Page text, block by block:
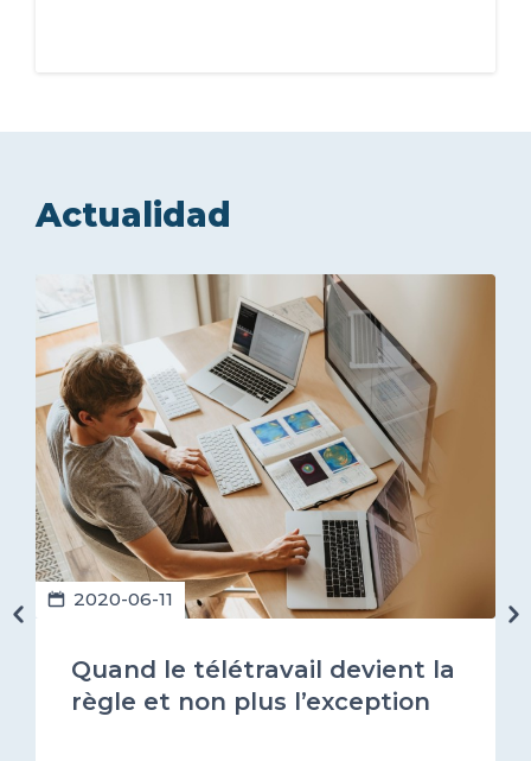
Actualidad
2020-06-11
Quand le télétravail devient la
règle et non plus l’exception